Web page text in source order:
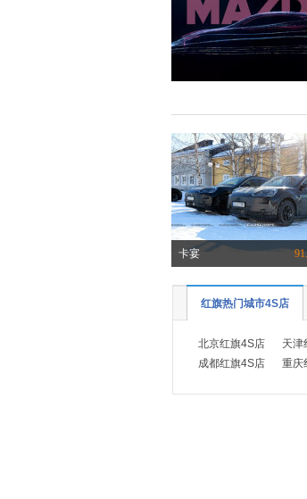
卡宴
红旗热门城市4S店
北京红旗4S店 天津
成都红旗4S店
重庆